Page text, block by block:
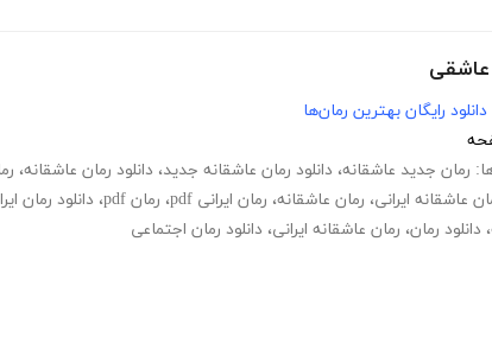
عاشقی
دانلود رایگان بهترین رمان‌ها
رمان جدید عاشقانه، دانلود رمان عاشقانه جدید، دانلود رمان عاشقانه،
عاشقانه ایرانی، رمان عاشقانه، رمان ایرانی pdf ، رمان pdf ، دانلود رمان
، دانلود رمان، رمان عاشقانه ایرانی، دانلود رمان اجتماعی